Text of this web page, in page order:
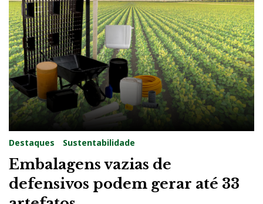
g
:
D
e
f
e
n
s
i
v
o
Destaques Sustentabilidade
Embalagens vazias de
defensivos podem gerar até 33